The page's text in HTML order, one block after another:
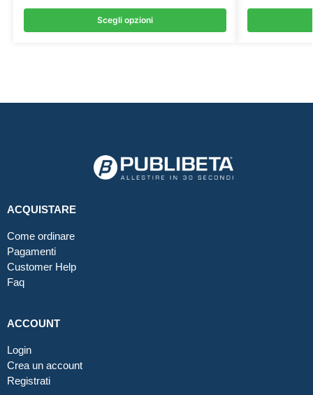
Scegli opzioni
ACQUISTARE
Come ordinare
Pagamenti
Customer Help
Faq
ACCOUNT
Login
Crea un account
Registrati